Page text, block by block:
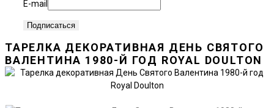
E-mail
ТАРЕЛКА ДЕКОРАТИВНАЯ ДЕНЬ СВЯТОГО
ВАЛЕНТИНА 1980-Й ГОД ROYAL DOULTON